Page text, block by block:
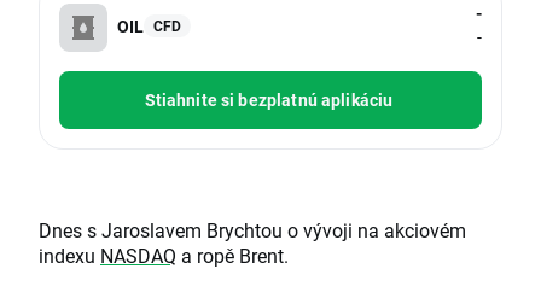
OIL CFD
-
-
Stiahnite si bezplatnú aplikáciu
Dnes s Jaroslavem Brychtou o vývoji na akciovém
indexu NASDAQ a ropě Brent.